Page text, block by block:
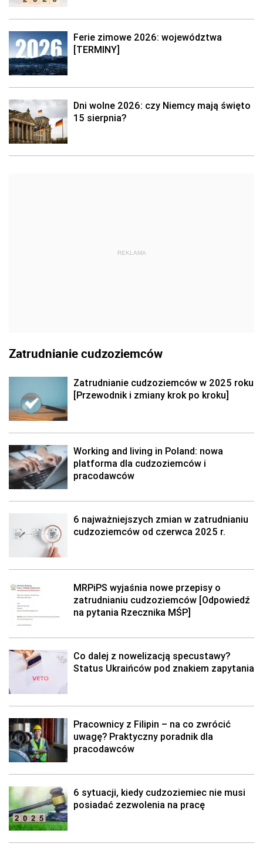
Ferie zimowe 2026: województwa
[TERMINY]
Dni wolne 2026: czy Niemcy mają święto
15 sierpnia?
REKLAMA
Zatrudnianie cudzoziemców
Zatrudnianie cudzoziemców w 2025 roku
[Przewodnik i zmiany krok po kroku]
Working and living in Poland: nowa
platforma dla cudzoziemców i
pracodawców
6 najważniejszych zmian w zatrudnianiu
cudzoziemców od czerwca 2025 r.
MRPiPS wyjaśnia nowe przepisy o
zatrudnianiu cudzoziemców [Odpowiedź
na pytania Rzecznika MŚP]
Co dalej z nowelizacją specustawy?
Status Ukraińców pod znakiem zapytania
Pracownicy z Filipin – na co zwrócić
uwagę? Praktyczny poradnik dla
pracodawców
6 sytuacji, kiedy cudzoziemiec nie musi
posiadać zezwolenia na pracę